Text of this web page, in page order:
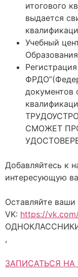
итогового
выдается
Учебный
документов
СМОЖЕТ
Добавляйтесь к
интересующую
Оставляйте
VK: https://
,
ЗАПИСАТЬСЯ НА